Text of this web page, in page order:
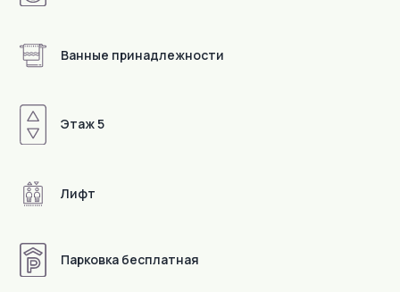
Ванные принадлежности
Этаж 5
Лифт
Парковка бесплатная
Детали